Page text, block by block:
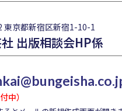
東京都新宿区新宿1-10-1
出版相談会HP係
中）